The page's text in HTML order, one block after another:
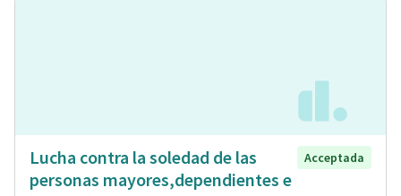
Lucha contra la soledad de las
personas mayores,dependientes e
Acceptada